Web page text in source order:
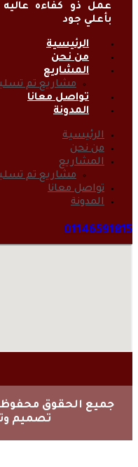
عمل ذو كفاءه
بأعلي جود
الرئيسية
من نحن
المشاريع
مشاريع تم
تواصل معانا
المدونة
الرئيسية
من نحن
المشاريع
مشاريع تم
تواصل معانا
المدونة
01146591815
جميع الحقوق محفوظة ©
تصميم